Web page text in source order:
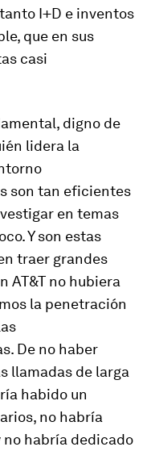
I+D e inventos
que en sus
casi
digno de
lidera la
son tan eficientes
en temas
Y son estas
traer grandes
AT&T no hubiera
la penetración
De no haber
llamadas de larga
habido un
no habría
no habría dedicado